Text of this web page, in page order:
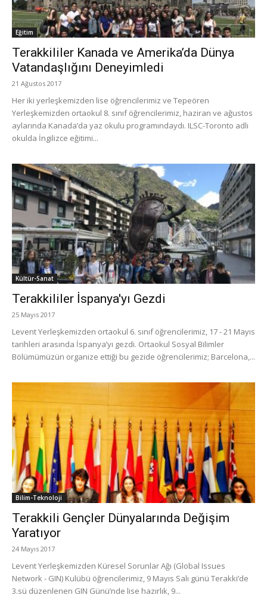
Eğitim
Terakkililer Kanada ve Amerika’da Dünya
Vatandaşlığını Deneyimledi
21 Ağustos 2017
Her iki yerleşkemizden lise öğrencilerimiz ve Tepeören
Yerleşkemizden ortaokul 8. sınıf öğrencilerimiz, haziran ve ağustos
aylarında Kanada’da yaz okulu programındaydı. ILSC-Toronto adlı
okulda İngilizce eğitimi...
Kültür-Sanat
Terakkililer İspanya'yı Gezdi
25 Mayıs 2017
Levent Yerleşkemizden ortaokul 6. sınıf öğrencilerimiz, 17 - 21 Mayıs
tarihleri arasında İspanya’yı gezdi. Ortaokul Sosyal Bilimler
Bölümümüzün organize ettiği bu gezide öğrencilerimiz; Barcelona,...
Bilim-Teknoloji
Terakkili Gençler Dünyalarında Değişim
Yaratıyor
24 Mayıs 2017
Levent Yerleşkemizden Küresel Sorunlar Ağı (Global Issues
Network - GIN) Kulübü öğrencilerimiz, 9 Mayıs Salı günü Terakki’de
3.sü düzenlenen GIN Günü’nde lise hazırlık, 9...